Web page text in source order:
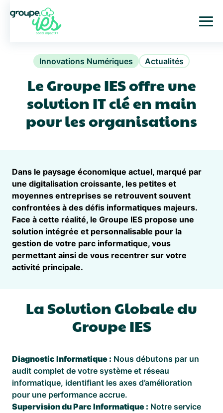
Actualités
Innovations Numériques
Le Groupe IES offre une
solution IT clé en main
pour les organisations
Dans le paysage économique actuel, marqué par
une digitalisation croissante, les petites et
moyennes entreprises se retrouvent souvent
confrontées à des défis informatiques majeurs.
Face à cette réalité, le Groupe IES propose une
solution intégrée et personnalisable pour la
gestion de votre parc informatique, vous
permettant ainsi de vous recentrer sur votre
activité principale.
La Solution Globale du
Groupe IES
Diagnostic Informatique : Nous débutons par un
audit complet de votre système et réseau
informatique, identifiant les axes d’amélioration
pour une performance accrue.
Supervision du Parc Informatique : Notre service